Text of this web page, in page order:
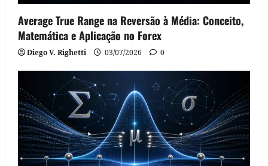
Average True Range na Reversão à Média: Conceito,
Matemática e Aplicação no Forex
Diego V. Righetti 03/07/2026 0